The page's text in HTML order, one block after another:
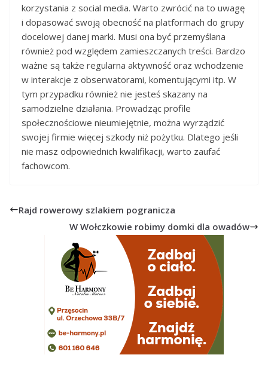
korzystania z social media. Warto zwrócić na to uwagę
i dopasować swoją obecność na platformach do grupy
docelowej danej marki. Musi ona być przemyślana
również pod względem zamieszczanych treści. Bardzo
ważne są także regularna aktywność oraz wchodzenie
w interakcje z obserwatorami, komentującymi itp. W
tym przypadku również nie jesteś skazany na
samodzielne działania. Prowadząc profile
społecznościowe nieumiejętnie, można wyrządzić
swojej firmie więcej szkody niż pożytku. Dlatego jeśli
nie masz odpowiednich kwalifikacji, warto zaufać
fachowcom.
Rajd rowerowy szlakiem pogranicza
W Wołczkowie robimy domki dla owadów